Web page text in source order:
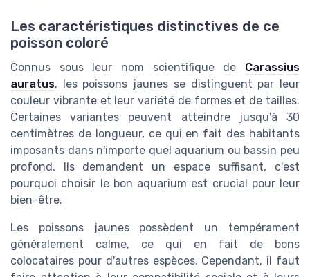
Les caractéristiques distinctives de ce
poisson coloré
Connus sous leur nom scientifique de Carassius
auratus, les poissons jaunes se distinguent par leur
couleur vibrante et leur variété de formes et de tailles.
Certaines variantes peuvent atteindre jusqu'à 30
centimètres de longueur, ce qui en fait des habitants
imposants dans n'importe quel aquarium ou bassin peu
profond. Ils demandent un espace suffisant, c'est
pourquoi choisir le bon aquarium est crucial pour leur
bien-être.
Les poissons jaunes possèdent un tempérament
généralement calme, ce qui en fait de bons
colocataires pour d'autres espèces. Cependant, il faut